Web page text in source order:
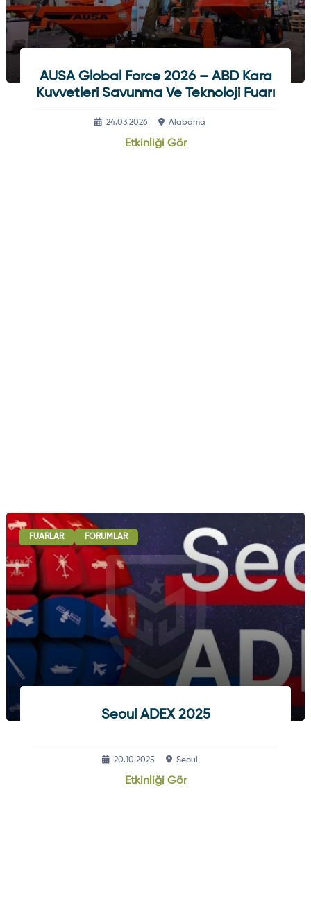
AUSA Global Force 2026 – ABD Kara
Kuvvetleri Savunma Ve Teknoloji Fuarı
24.03.2026 Alabama
Etkinliği Gör
FUARLAR FORUMLAR
Seoul ADEX 2025
20.10.2025 Seoul
Etkinliği Gör